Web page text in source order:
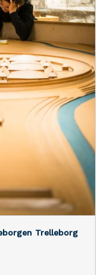
Trelleborg